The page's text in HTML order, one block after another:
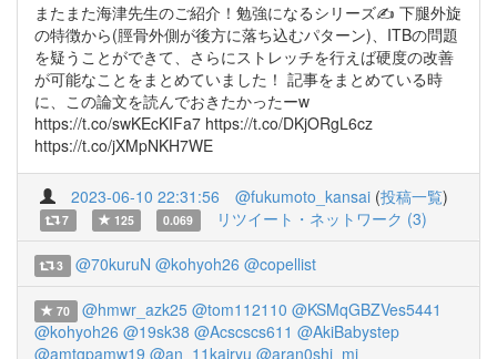
またまた海津先生のご紹介！勉強になるシリーズ✍️ 下腿外旋
の特徴から(脛骨外側が後方に落ち込むパターン)、ITBの問題
を疑うことができて、さらにストレッチを行えば硬度の改善
が可能なことをまとめていました！ 記事をまとめている時
に、この論文を読んでおきたかったーw
https://t.co/swKEcKIFa7 https://t.co/DKjORgL6cz
https://t.co/jXMpNKH7WE
2023-06-10 22:31:56 @fukumoto_kansai (投稿一覧)
7 125 0.069 リツイート・ネットワーク (3)
3 @70kuruN @kohyoh26 @copellist
70 @hmwr_azk25 @tom112110 @KSMqGBZVes5441
@kohyoh26 @19sk38 @Acscscs611 @AkiBabystep
@amtgpamw19 @an_11kairyu @aran0shi_mi